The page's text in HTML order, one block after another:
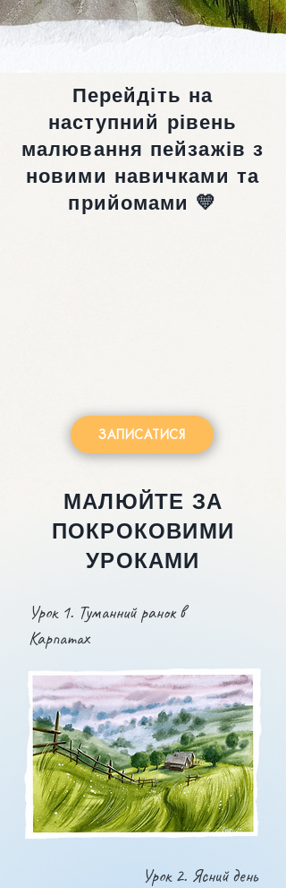
Перейдіть на
наступний рівень
малювання пейзажів з
новими навичками та
прийомами 💛
ЗАПИСАТИСЯ
МАЛЮЙТЕ ЗА
ПОКРОКОВИМИ
УРОКАМИ
Урок 1. Туманний ранок в
Карпатах
Урок 2. Ясний день